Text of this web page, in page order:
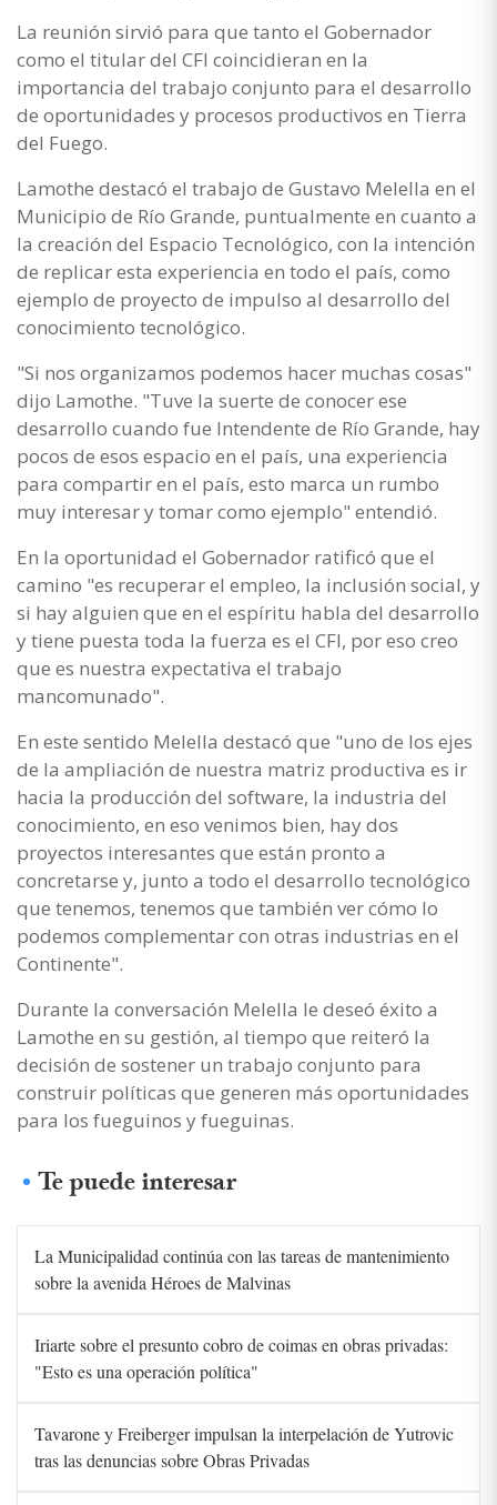
La reunión sirvió para que tanto el Gobernador
como el titular del CFI coincidieran en la
importancia del trabajo conjunto para el desarrollo
de oportunidades y procesos productivos en Tierra
del Fuego.
Lamothe destacó el trabajo de Gustavo Melella en el
Municipio de Río Grande, puntualmente en cuanto a
la creación del Espacio Tecnológico, con la intención
de replicar esta experiencia en todo el país, como
ejemplo de proyecto de impulso al desarrollo del
conocimiento tecnológico.
"Si nos organizamos podemos hacer muchas cosas"
dijo Lamothe. "Tuve la suerte de conocer ese
desarrollo cuando fue Intendente de Río Grande, hay
pocos de esos espacio en el país, una experiencia
para compartir en el país, esto marca un rumbo
muy interesar y tomar como ejemplo" entendió.
En la oportunidad el Gobernador ratificó que el
camino "es recuperar el empleo, la inclusión social, y
si hay alguien que en el espíritu habla del desarrollo
y tiene puesta toda la fuerza es el CFI, por eso creo
que es nuestra expectativa el trabajo
mancomunado".
En este sentido Melella destacó que "uno de los ejes
de la ampliación de nuestra matriz productiva es ir
hacia la producción del software, la industria del
conocimiento, en eso venimos bien, hay dos
proyectos interesantes que están pronto a
concretarse y, junto a todo el desarrollo tecnológico
que tenemos, tenemos que también ver cómo lo
podemos complementar con otras industrias en el
Continente".
Durante la conversación Melella le deseó éxito a
Lamothe en su gestión, al tiempo que reiteró la
decisión de sostener un trabajo conjunto para
construir políticas que generen más oportunidades
para los fueguinos y fueguinas.
Te puede interesar
La Municipalidad continúa con las tareas de mantenimiento
sobre la avenida Héroes de Malvinas
Iriarte sobre el presunto cobro de coimas en obras privadas:
"Esto es una operación política"
Tavarone y Freiberger impulsan la interpelación de Yutrovic
tras las denuncias sobre Obras Privadas